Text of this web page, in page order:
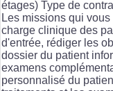
étages) Type de
Les missions qui
charge clinique des
d'entrée, rédiger les
dossier du patient
examens
personnalisé du